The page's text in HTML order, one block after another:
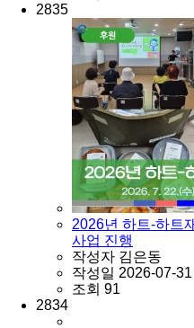
2835
2026년 하트-하트
사업 진행
작성자 김은동
작성일 2026-07-31
조회 91
2834